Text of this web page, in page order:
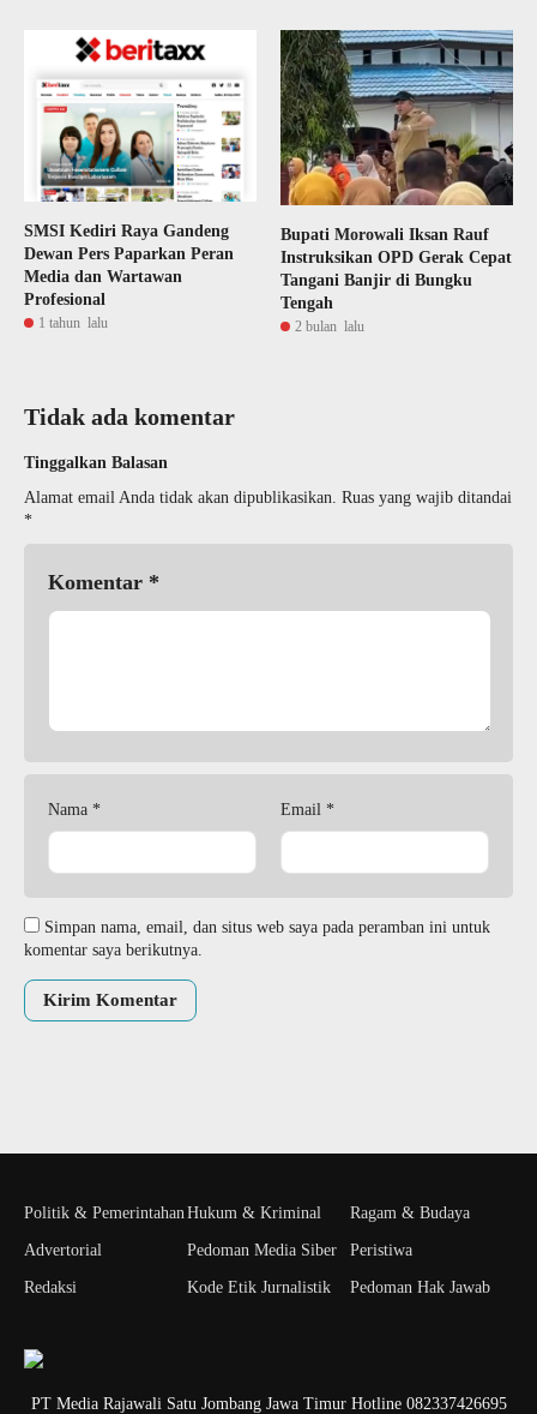
SMSI Kediri Raya Gandeng
Dewan Pers Paparkan Peran
Media dan Wartawan
Profesional
1 tahun lalu
Bupati Morowali Iksan Rauf
Instruksikan OPD Gerak Cepat
Tangani Banjir di Bungku
Tengah
2 bulan lalu
Tidak ada komentar
Tinggalkan Balasan
Alamat email Anda tidak akan dipublikasikan. Ruas yang wajib ditandai
*
Komentar *
Nama * Email *
Simpan nama, email, dan situs web saya pada peramban ini untuk
komentar saya berikutnya.
Politik & Pemerintahan
Advertorial
Redaksi
Hukum & Kriminal
Pedoman Media Siber
Kode Etik Jurnalistik
Ragam & Budaya
Peristiwa
Pedoman Hak Jawab
PT Media Rajawali Satu Jombang Jawa Timur Hotline 082337426695